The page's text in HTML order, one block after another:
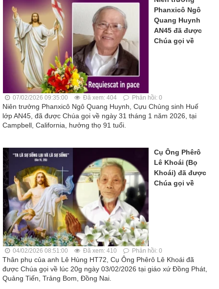
Phanxicô Ngô
Quang Huynh
AN45 đã được
Chúa gọi về
07/02/2026 09:35:00 Đã xem: 404 Phản hồi: 0
Niên trưởng Phanxicô Ngô Quang Huynh, Cựu Chủng sinh Huế
lớp AN45, đã được Chúa gọi về ngày 31 tháng 1 năm 2026, tại
Campbell, California, hưởng thọ 91 tuổi.
Cụ Ông Phêrô
Lê Khoái (Bọ
Khoái) đã được
Chúa gọi về
04/02/2026 08:51:00 Đã xem: 410 Phản hồi: 0
Thân phụ của anh Lê Hùng HT72, Cụ Ông Phêrô Lê Khoái đã
được Chúa gọi về lúc 20g ngày 03/02/2026 tại giáo xứ Đồng Phát,
Quảng Tiến, Trảng Bom, Ðồng Nai.